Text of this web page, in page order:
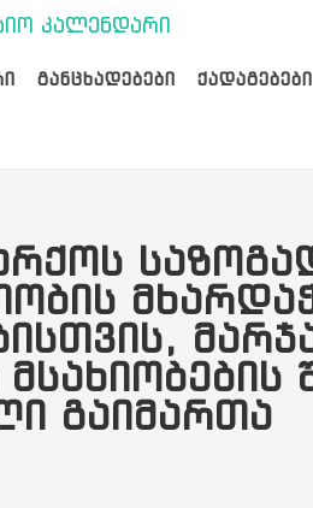
კალენდარი
ᲒᲐᲜᲪᲮᲐᲓᲔᲑᲔᲑᲘ ᲥᲐᲓᲐᲒᲔᲑᲔᲑᲘ
ᲒᲐᲘᲛᲐᲠᲗᲐ